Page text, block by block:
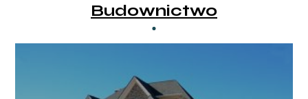
Budownictwo